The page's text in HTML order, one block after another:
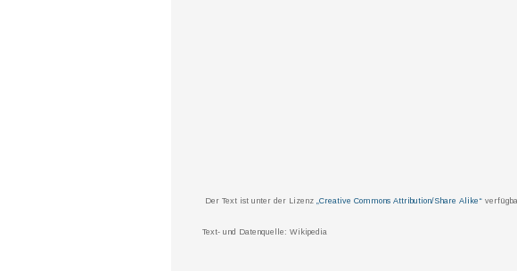
Der Text ist unter der Lizenz „Creative Commons Attribution/Share Alike“
Text- und Datenquelle: Wikipedia